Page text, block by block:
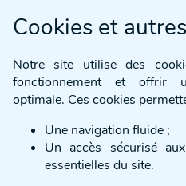
Cookies et
Notre site utilise des
fonctionnement et offrir
optimale. Ces cookies
Une navigation fluide ;
Un accès sécurisé
essentielles du site.